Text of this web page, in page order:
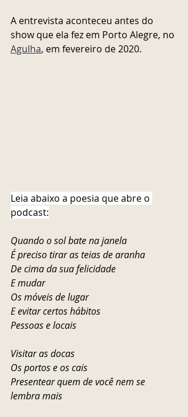
A entrevista aconteceu antes do
show que ela fez em Porto Alegre, no
Agulha, em fevereiro de 2020.
Leia abaixo a poesia que abre o
podcast:
Quando o sol bate na janela
É preciso tirar as teias de aranha
De cima da sua felicidade
E mudar
Os móveis de lugar
E evitar certos hábitos
Pessoas e locais
Visitar as docas
Os portos e os cais
Presentear quem de você nem se
lembra mais